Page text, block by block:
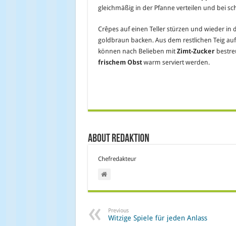
gleichmäßig in der Pfanne verteilen und bei
Crêpes auf einen Teller stürzen und wieder in
goldbraun backen. Aus dem restlichen Teig
können nach Belieben mitZimt-Zucker
frischem Obstwarm serviert werden.
About Redaktion
Chefredakteur
Previous
Witzige Spiele für jeden Anlass